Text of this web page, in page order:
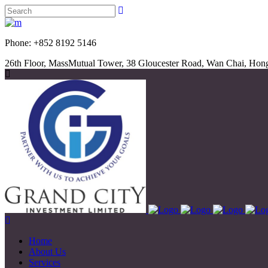
Phone: +852 8192
26th Floor, MassMutual Tower, 38 Gloucester Road, Wan Chai,
Home
About Us
Services